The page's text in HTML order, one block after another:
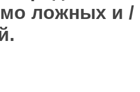
ложных и /